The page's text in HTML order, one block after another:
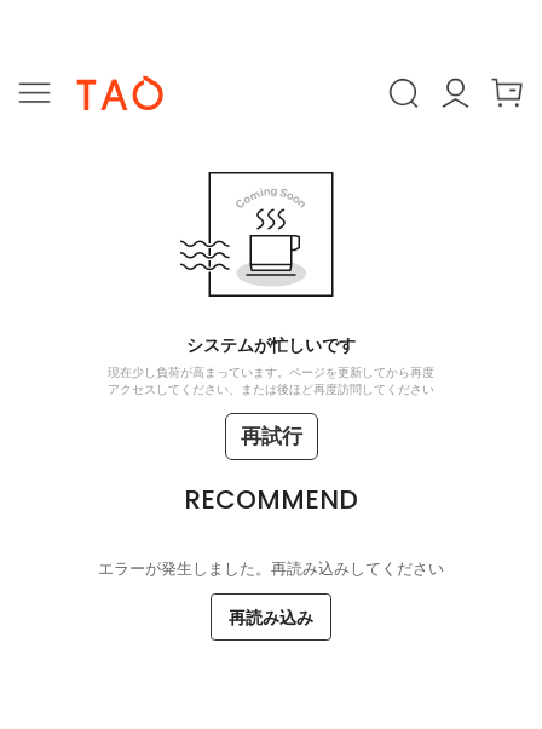
システムが忙しいです
現在少し負荷が高まっています。ページを更新してから再度
アクセスしてください、または後ほど再度訪問してください
再試行
RECOMMEND
エラーが発生しました。再読み込みしてください
再読み込み